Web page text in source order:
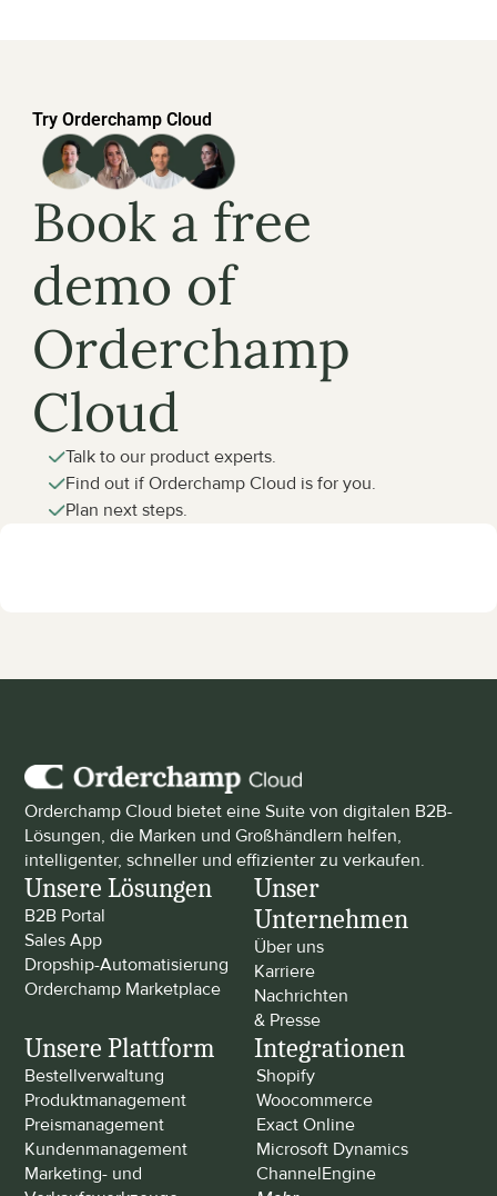
Try Orderchamp Cloud
Book a free
demo of
Orderchamp
Cloud
Talk to our product experts.
Find out if Orderchamp Cloud is for you.
Plan next steps.
Orderchamp Cloud bietet eine Suite von digitalen B2B-
Lösungen, die Marken und Großhändlern helfen,
intelligenter, schneller und effizienter zu verkaufen.
Unsere Lösungen
B2B Portal
Sales App
Dropship-Automatisierung
Orderchamp Marketplace
Unser
Unternehmen
Über uns
Karriere
Nachrichten
& Presse
Unsere Plattform
Bestellverwaltung
Produktmanagement
Preismanagement
Kundenmanagement
Marketing- und
Integrationen
Shopify
Woocommerce
Exact Online
Microsoft Dynamics
ChannelEngine